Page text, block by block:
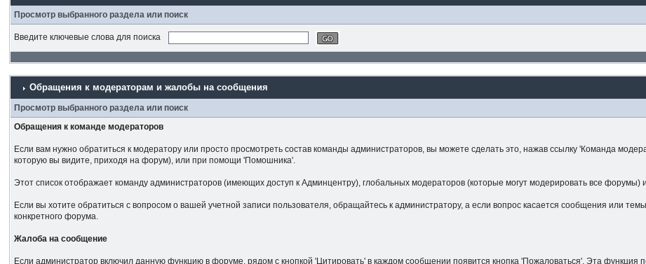
Просмотр выбранного раздела или поиск
Введите ключевые слова для поиска
Обращения к модераторам и жалобы на сообщения
Просмотр выбранного раздела или поиск
Обращения к команде модераторов
Если вам нужно обратиться к модератору или просто просмотреть состав команды администраторов, вы можете сделать это, нажав ссылку 'Команда
которую вы видите, приходя на форум), или при помощи 'Помошника'.
Этот список отображает команду администраторов (имеющих доступ к Админцентру), глобальных модераторов (которые могут модерировать все
Если вы хотите обратиться с вопросом о вашей учетной записи пользователя, обращайтесь к администратору, а если вопрос касается сообщения или
конкретного форума.
Жалоба на сообщение
Если администратор включил данную функцию в форуме, рядом с кнопкой 'Цитировать' в каждом сообщении появится кнопка 'Пожаловаться'. Эта функция